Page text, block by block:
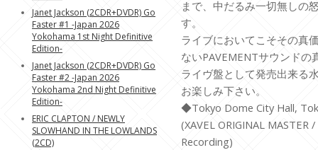
まで、中だるみ一切無しの
す。
ライブにおいてこそその真
ないPAVEMENTサウンド
ライヴ盤として発売出来る
お楽しみ下さい。
◆Tokyo Dome City Hall,
(XAVEL ORIGINAL
Recording)
Janet Jackson (2CDR+DVDR) Go
Faster #1 -Japan 2026
Yokohama 1st Night Definitive
Edition-
Janet Jackson (2CDR+DVDR) Go
Faster #2 -Japan 2026
Yokohama 2nd Night Definitive
Edition-
ERIC CLAPTON / NEWLY
SLOWHAND IN THE LOWLANDS
(2CD)